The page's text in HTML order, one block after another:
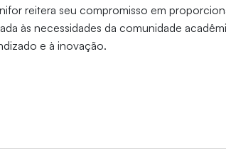
reitera seu compromisso em
às necessidades da comunidade
e à inovação.